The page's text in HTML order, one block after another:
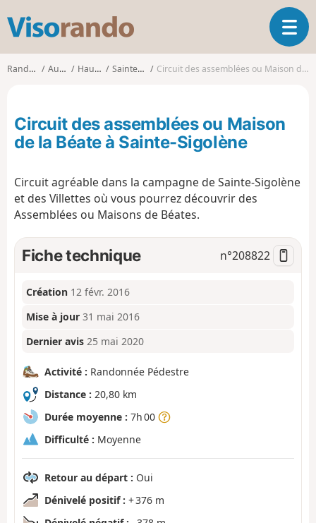
s
o
d
o
O
u
v
t
o
Randonnées Auvergne Haute-Loire Sainte-Sigolène Circuit des assemblées ou Maison de la Béate à Sainte-Sigolène
Circuit des assemblées ou Maison
de la Béate à Sainte-Sigolène
Circuit agréable dans la campagne de Sainte-Sigolène
et des Villettes où vous pourrez découvrir des
Assemblées ou Maisons de Béates.
Fiche technique n°208822
Création 12 févr. 2016
Mise à jour 31 mai 2016
Dernier avis 25 mai 2020
Activité : Randonnée Pédestre
Distance : 20,80 km
Durée moyenne : 7h 00
Difficulté : Moyenne
Retour au départ : Oui
Dénivelé positif : + 376 m